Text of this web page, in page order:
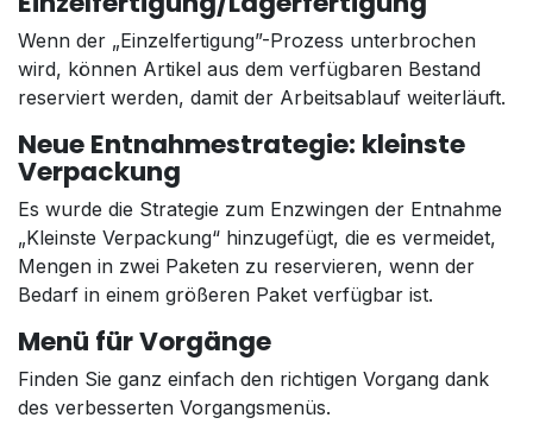
Wenn der „Einzelfertigung”-Prozess unterbrochen
wird, können Artikel aus dem verfügbaren Bestand
reserviert werden, damit der Arbeitsablauf weiterläuft.
Neue Entnahmestrategie: kleinste
Verpackung
Es wurde die Strategie zum Enzwingen der Entnahme
„Kleinste Verpackung“ hinzugefügt, die es vermeidet,
Mengen in zwei Paketen zu reservieren, wenn der
Bedarf in einem größeren Paket verfügbar ist.
Menü für Vorgänge
Finden Sie ganz einfach den richtigen Vorgang dank
des verbesserten Vorgangsmenüs.